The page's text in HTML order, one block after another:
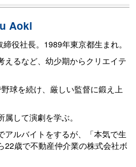
Aoki
役社長。1989年東京都生まれ。
えるなど、幼少期からクリエイテ
球を続け、厳しい監督に鍛え上
して演劇を学ぶ。
アルバイトをするが、「本気で生
22歳で不動産仲介業の株式会社ボ